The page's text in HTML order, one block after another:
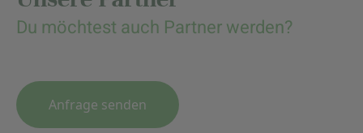
Du möchtest auch Partner werden?
Anfrage senden